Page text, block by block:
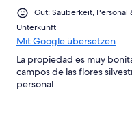
Gut: Sauberkeit,
Unterkunft
Mit Google übersetzen
La propiedad es muy
campos de las flores
personal